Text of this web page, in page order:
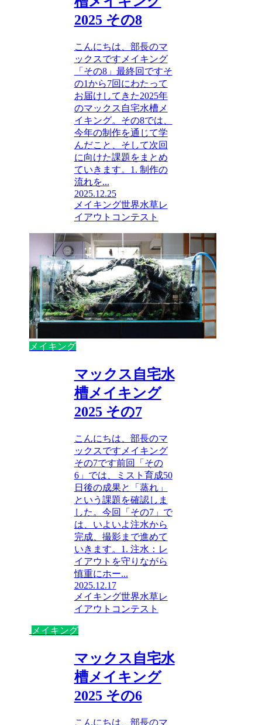
2025 その8
こんにちは、部長のマ
ックスですメイキング
「その8」最終回ですそ
の1から7回にわたって
お届けしてきた2025年
のマックス自宅水槽メ
イキング。その8では、
今年の制作を通じて学
んだこと、そして次回
に向けた課題をまとめ
ていきます。1. 制作の
流れを...
2025.12.25
メイキング世界水草レ
イアウトコンテスト
メイキング
マックス自宅水
槽メイキング
2025 その7
こんにちは、部長のマ
ックスですメイキング
その7です前回「その
6」では、ミスト育成50
日後の成果と「蒸れ」
という課題を確認しま
した。今回「その7」で
は、いよいよ注水から
完成、撮影まで進めて
いきます。1. 注水：レ
イアウトを守りながら
慎重にホー...
2025.12.17
メイキング世界水草レ
イアウトコンテスト
メイキング
マックス自宅水
槽メイキング
2025 その6
こんにちは、部長のマ